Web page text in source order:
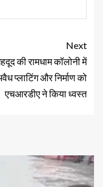
Next
की रामधाम कॉलोनी में
प्लाटिंग और निर्माण को
एचआरडीए ने किया ध्वस्त